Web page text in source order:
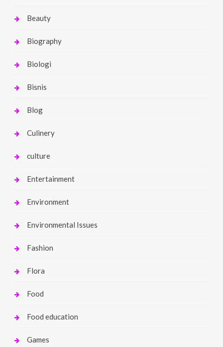
Beauty
Biography
Biologi
Bisnis
Blog
Culinery
culture
Entertainment
Environment
Environmental Issues
Fashion
Flora
Food
Food education
Games